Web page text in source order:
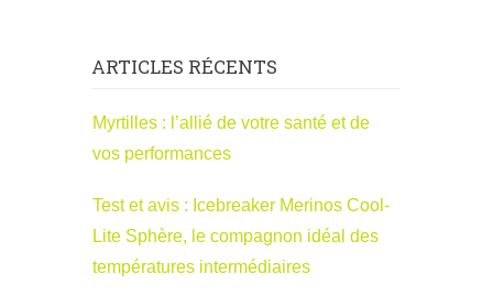
ARTICLES RÉCENTS
Myrtilles : l’allié de votre santé et de
vos performances
Test et avis : Icebreaker Merinos Cool-
Lite Sphère, le compagnon idéal des
températures intermédiaires